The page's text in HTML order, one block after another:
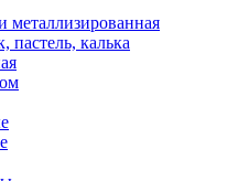
металлизированная
пастель, калька